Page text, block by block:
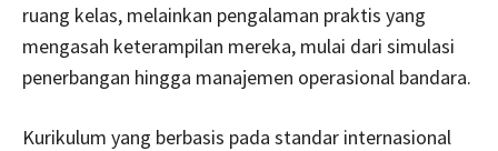
ruang kelas, melainkan pengalaman praktis yang
mengasah keterampilan mereka, mulai dari simulasi
penerbangan hingga manajemen operasional bandara.
Kurikulum yang berbasis pada standar internasional